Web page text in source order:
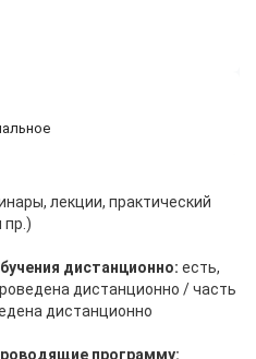
лекции, практический
пр.)
дистанционно: есть,
дистанционно / часть
дистанционно
программу: